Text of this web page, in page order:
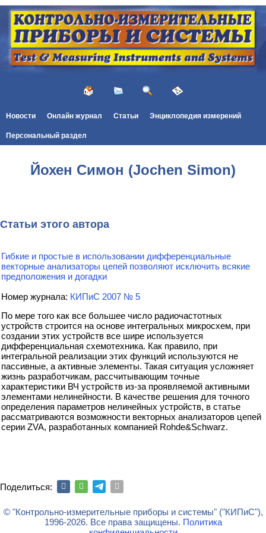
Новости Онлайн журнал Статьи Энциклопедия измерений
Персональный раздел
Йохен Симон (Jochen Simon)
Статьи этого автора
Гибкие и простые в использовании дифференциальные
векторные анализаторы цепей позволяют исключить всякие
предположения и догадки
Номер журнала: КИПиС 2007 № 5
По мере того как все большее число радиочастотных
устройств строится на основе интегральных микросхем, при
создании этих устройств все шире используется
дифференциальная схемотехника. Как правило, при
интегральной реализации этих функций используются не
пассивные, а активные элементы. Такая ситуация усложняет
жизнь разработчикам, рассчитывающим точные
характеристики ВЧ устройств из-за проявляемой активными
элементами нелинейности. В качестве решения для точного
определения параметров нелинейных устройств, в статье
рассматриваются возможности векторных анализаторов цепей
серии ZVA, разработанных компанией Rohde&Schwarz.
Поделиться:
© "Контрольно-измерительные приборы и системы" ("КИПиС"),
1996-2026. Все права защищены. Политика